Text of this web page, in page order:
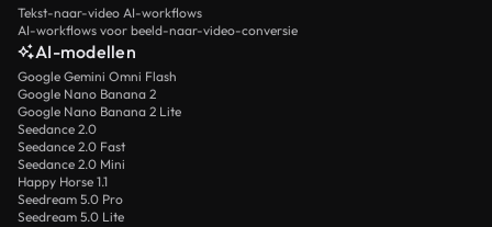
Tekst-naar-video AI-workflows
AI-workflows voor beeld-naar-video-conversie
AI-modellen
Google Gemini Omni Flash
Google Nano Banana 2
Google Nano Banana 2 Lite
Seedance 2.0
Seedance 2.0 Fast
Seedance 2.0 Mini
Happy Horse 1.1
Seedream 5.0 Pro
Seedream 5.0 Lite